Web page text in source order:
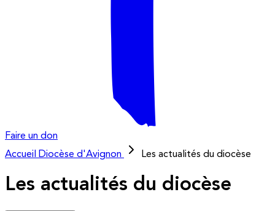
Faire un don
Accueil
Diocèse d'Avignon Les actualités du diocèse
Les actualités du diocèse